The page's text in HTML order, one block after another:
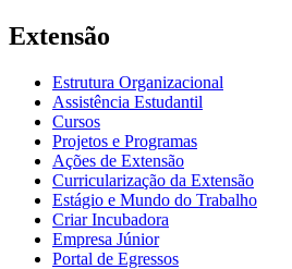
Extensão
Estrutura Organizacional
Assistência Estudantil
Cursos
Projetos e Programas
Ações de Extensão
Curricularização da Extensão
Estágio e Mundo do Trabalho
Criar Incubadora
Empresa Júnior
Portal de Egressos